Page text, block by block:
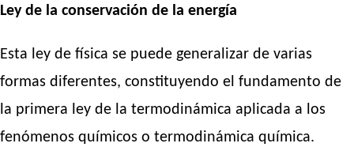
Ley de la conservación de la energía
Esta ley de física se puede generalizar de varias
formas diferentes, constituyendo el fundamento de
la primera ley de la termodinámica aplicada a los
fenómenos químicos o termodinámica química.